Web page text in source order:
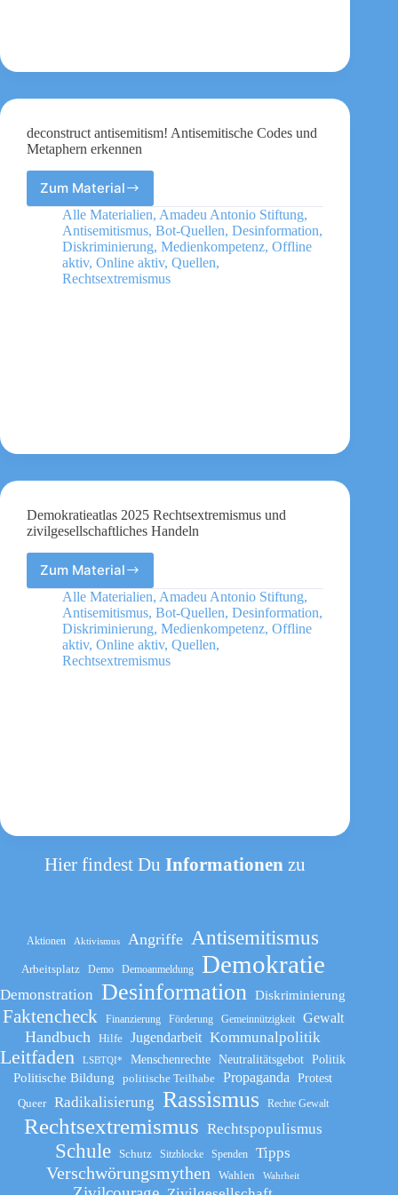
deconstruct antisemitism! Antisemitische Codes und
Metaphern erkennen
Zum Materialdeconstruct
antisemitism!
Antisemitische
Codes
und
Metaphern
Alle Materialien, Amadeu Antonio Stiftung,
Antisemitismus, Bot-Quellen, Desinformation,
Diskriminierung, Medienkompetenz, Offline
aktiv, Online aktiv, Quellen,
Rechtsextremismus
Demokratieatlas 2025 Rechtsextremismus und
zivilgesellschaftliches Handeln
Zum MaterialDemokratieatlas
2025
Rechtsextremismus
und
zivilgesellschaftliches
Handeln
Alle Materialien, Amadeu Antonio Stiftung,
Antisemitismus, Bot-Quellen, Desinformation,
Diskriminierung, Medienkompetenz, Offline
aktiv, Online aktiv, Quellen,
Rechtsextremismus
Hier findest DuInformationenzu
Aktionen Aktivismus Angriffe Antisemitismus
Arbeitsplatz Demo Demoanmeldung Demokratie
Demonstration Desinformation Diskriminierung
Faktencheck Finanzierung Förderung Gemeinnützigkeit Gewalt
Handbuch Hilfe Jugendarbeit Kommunalpolitik
Leitfaden LSBTQI* Menschenrechte Neutralitätsgebot Politik
Politische Bildung politische Teilhabe Propaganda
Protest
Queer
Radikalisierung Rassismus Rechte Gewalt
Rechtsextremismus Rechtspopulismus
Schule Schutz Sitzblocke Spenden Tipps
Verschwörungsmythen Wahlen Wahrheit